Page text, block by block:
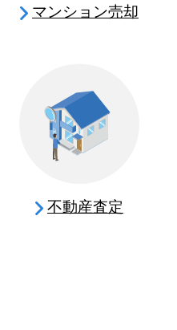
マンション売却
不動産査定